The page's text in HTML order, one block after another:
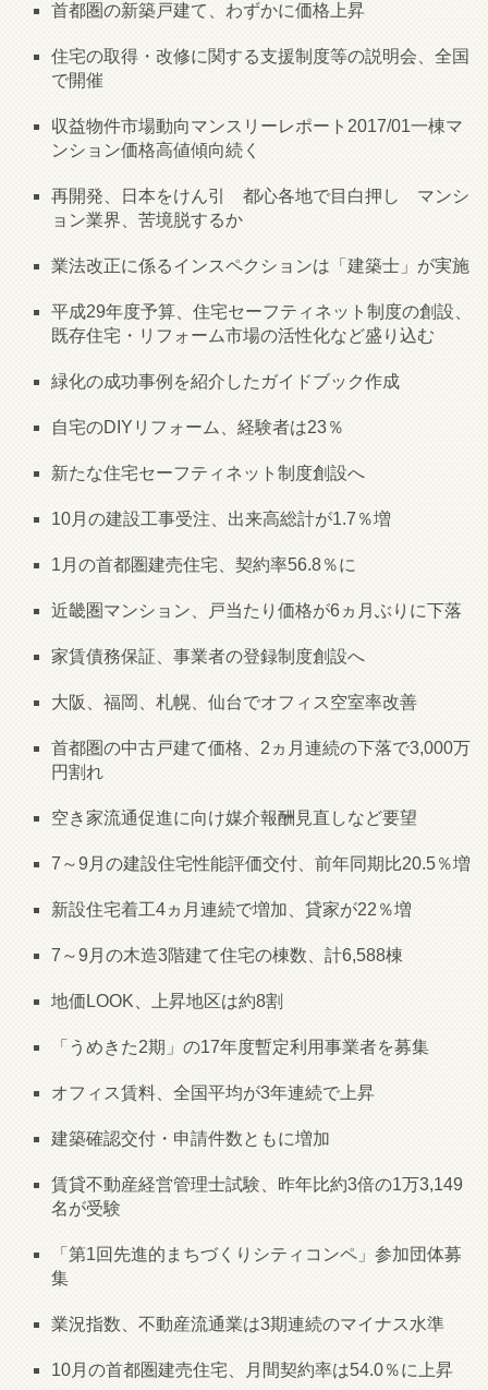
首都圏の新築戸建て、わずかに価格上昇
住宅の取得・改修に関する支援制度等の説明会、全国
で開催
収益物件市場動向マンスリーレポート2017/01一棟マ
ンション価格高値傾向続く
再開発、日本をけん引 都心各地で目白押し マンシ
ョン業界、苦境脱するか
業法改正に係るインスペクションは「建築士」が実施
平成29年度予算、住宅セーフティネット制度の創設、
既存住宅・リフォーム市場の活性化など盛り込む
緑化の成功事例を紹介したガイドブック作成
自宅のDIYリフォーム、経験者は23％
新たな住宅セーフティネット制度創設へ
10月の建設工事受注、出来高総計が1.7％増
1月の首都圏建売住宅、契約率56.8％に
近畿圏マンション、戸当たり価格が6ヵ月ぶりに下落
家賃債務保証、事業者の登録制度創設へ
大阪、福岡、札幌、仙台でオフィス空室率改善
首都圏の中古戸建て価格、2ヵ月連続の下落で3,000万
円割れ
空き家流通促進に向け媒介報酬見直しなど要望
7～9月の建設住宅性能評価交付、前年同期比20.5％増
新設住宅着工4ヵ月連続で増加、貸家が22％増
7～9月の木造3階建て住宅の棟数、計6,588棟
地価LOOK、上昇地区は約8割
「うめきた2期」の17年度暫定利用事業者を募集
オフィス賃料、全国平均が3年連続で上昇
建築確認交付・申請件数ともに増加
賃貸不動産経営管理士試験、昨年比約3倍の1万3,149
名が受験
「第1回先進的まちづくりシティコンペ」参加団体募
集
業況指数、不動産流通業は3期連続のマイナス水準
10月の首都圏建売住宅、月間契約率は54.0％に上昇